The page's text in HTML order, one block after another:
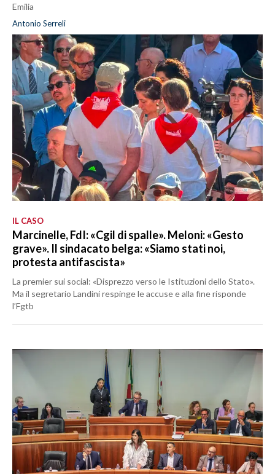
Emilia
Antonio Serreli
IL CASO
Marcinelle, FdI: «Cgil di spalle». Meloni: «Gesto
grave». Il sindacato belga: «Siamo stati noi,
protesta antifascista»
La premier sui social: «Disprezzo verso le Istituzioni dello Stato».
Ma il segretario Landini respinge le accuse e alla fine risponde
l’Fgtb